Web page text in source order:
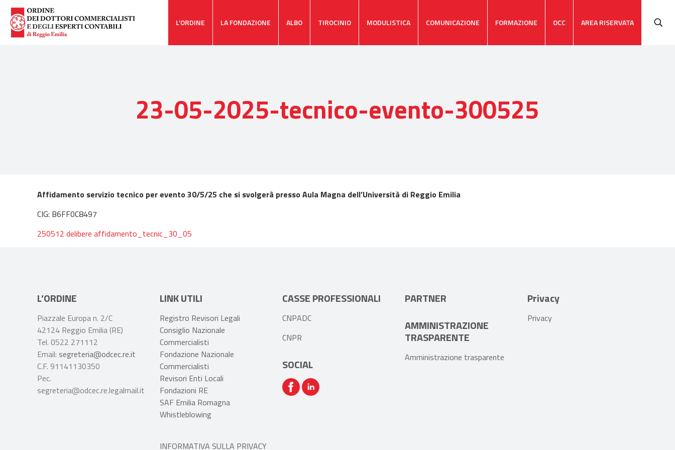
L’ORDINE LA FONDAZIONE ALBO TIROCINIO MODULISTICA COMUNICAZIONE FORMAZIONE OCC AREA RISERVATA
23-05-2025-tecnico-evento-300525
Affidamento servizio tecnico per evento 30/5/25 che si svolgerà presso Aula Magna dell’Università di Reggio Emilia
CIG: B6FF0C8497
250512 delibere affidamento_tecnic_30_05
L’ORDINE
Piazzale Europa n. 2/C
42124 Reggio Emilia (RE)
Tel. 0522 271112
Email: segreteria@odcec.re.it
C.F. 91141130350
Pec.
segreteria@odcec.re.legalmail.it
LINK UTILI
Registro Revisori Legali
Consiglio Nazionale
Commercialisti
Fondazione Nazionale
Commercialisti
Revisori Enti Locali
Fondazioni RE
SAF Emilia Romagna
Whistleblowing
INFORMATIVA SULLA PRIVACY
CASSE PROFESSIONALI
CNPADC
CNPR
SOCIAL
PARTNER
AMMINISTRAZIONE
TRASPARENTE
Amministrazione trasparente
Privacy
Privacy